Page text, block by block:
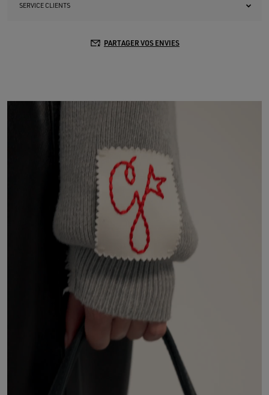
SERVICE CLIENTS
PARTAGER VOS ENVIES